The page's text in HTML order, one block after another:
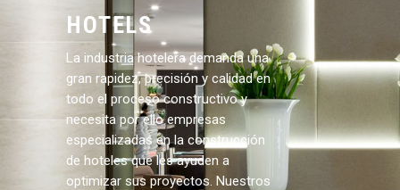
HOTELS
La industria hotelera demanda una
gran rapidez, precisión y calidad en
todo el proceso constructivo y
necesita por ello empresas
especializadas en la construcción
de hoteles que les ayuden a
optimizar sus proyectos. Nuestros